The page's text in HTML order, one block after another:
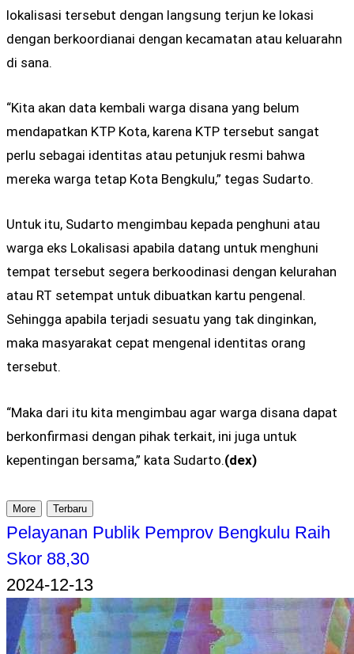
lokalisasi tersebut dengan langsung terjun ke lokasi
dengan berkoordianai dengan kecamatan atau keluarahn
di sana.
“Kita akan data kembali warga disana yang belum
mendapatkan KTP Kota, karena KTP tersebut sangat
perlu sebagai identitas atau petunjuk resmi bahwa
mereka warga tetap Kota Bengkulu,” tegas Sudarto.
Untuk itu, Sudarto mengimbau kepada penghuni atau
warga eks Lokalisasi apabila datang untuk menghuni
tempat tersebut segera berkoodinasi dengan kelurahan
atau RT setempat untuk dibuatkan kartu pengenal.
Sehingga apabila terjadi sesuatu yang tak dinginkan,
maka masyarakat cepat mengenal identitas orang
tersebut.
“Maka dari itu kita mengimbau agar warga disana dapat
berkonfirmasi dengan pihak terkait, ini juga untuk
kepentingan bersama,” kata Sudarto.(dex)
More Terbaru
Pelayanan Publik Pemprov Bengkulu Raih
Skor 88,30
2024-12-13